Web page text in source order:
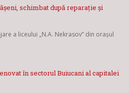
schimbat după reparație și
a liceului „N.A. Nekrasov” din orașul
în sectorul Buiucani al capitalei